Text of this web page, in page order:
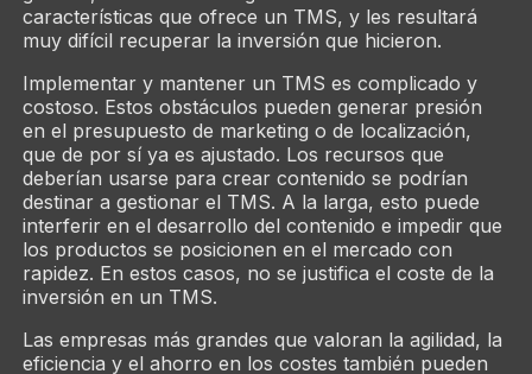
características que ofrece un TMS, y les resultará
muy difícil recuperar la inversión que hicieron.
Implementar y mantener un TMS es complicado y
costoso. Estos obstáculos pueden generar presión
en el presupuesto de marketing o de localización,
que de por sí ya es ajustado. Los recursos que
deberían usarse para crear contenido se podrían
destinar a gestionar el TMS. A la larga, esto puede
interferir en el desarrollo del contenido e impedir que
los productos se posicionen en el mercado con
rapidez. En estos casos, no se justifica el coste de la
inversión en un TMS.
Las empresas más grandes que valoran la agilidad, la
eficiencia y el ahorro en los costes también pueden